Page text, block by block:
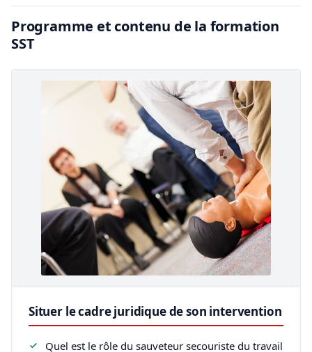
Programme et contenu de la formation
SST
Situer le cadre juridique de son intervention
Quel est le rôle du sauveteur secouriste du travail